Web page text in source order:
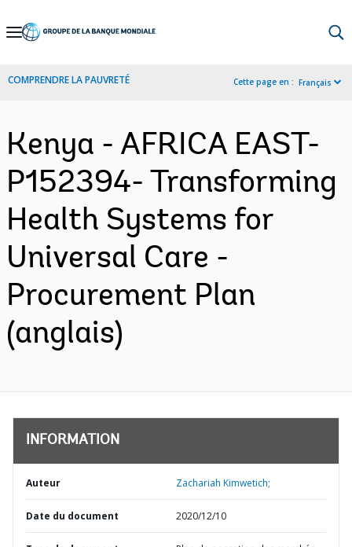
Skip
Navigation
COMPRENDRE LA PAUVRETÉ Cette page en : Français
Kenya - AFRICA EAST-
P152394- Transforming
Health Systems for
Universal Care -
Procurement Plan
(anglais)
INFORMATION
Auteur Zachariah Kimwetich;
Date du document 2020/12/10